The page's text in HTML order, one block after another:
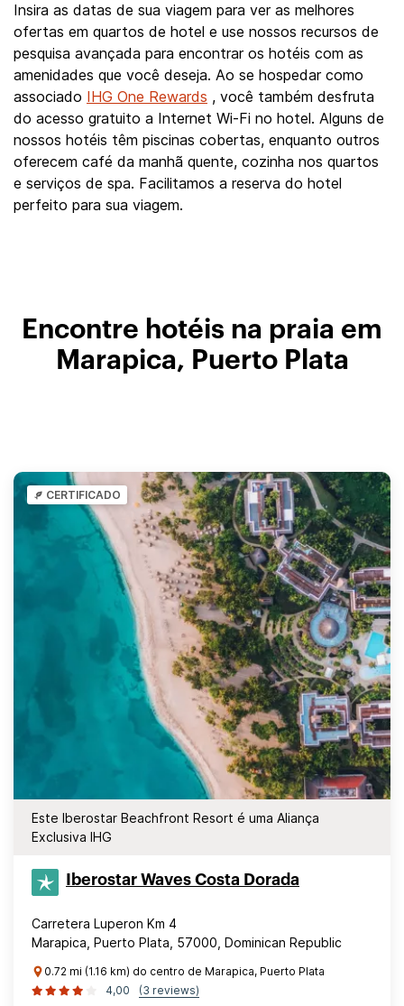
Insira as datas de sua viagem para ver as melhores
ofertas em quartos de hotel e use nossos recursos de
pesquisa avançada para encontrar os hotéis com as
amenidades que você deseja. Ao se hospedar como
associado IHG One Rewards , você também desfruta
do acesso gratuito a Internet Wi-Fi no hotel. Alguns de
nossos hotéis têm piscinas cobertas, enquanto outros
oferecem café da manhã quente, cozinha nos quartos
e serviços de spa. Facilitamos a reserva do hotel
perfeito para sua viagem.
Encontre hotéis na praia em
Marapica, Puerto Plata
CERTIFICADO
Este Iberostar Beachfront Resort é uma Aliança
Exclusiva IHG
Iberostar Waves Costa Dorada
Carretera Luperon Km 4
Marapica, Puerto Plata, 57000, Dominican Republic
0.72 mi (1.16 km) do centro de Marapica, Puerto Plata
4,00
(3 reviews)